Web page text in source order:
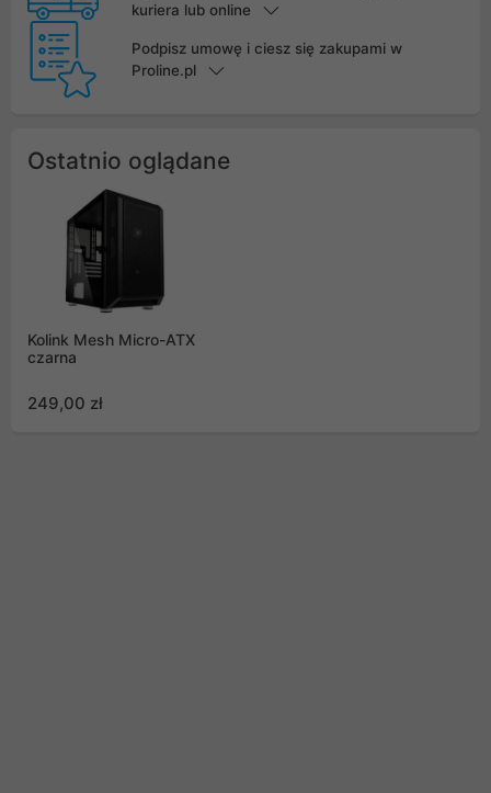
kuriera lub online
Podpisz umowę i ciesz się zakupami w
Proline.pl
Ostatnio oglądane
Kolink Mesh Micro-ATX
czarna
249,00 zł